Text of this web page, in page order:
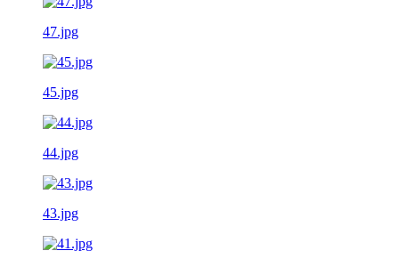
47.jpg
45.jpg
44.jpg
43.jpg